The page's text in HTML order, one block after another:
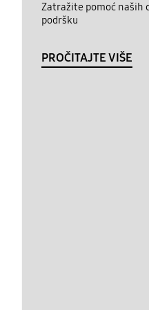
Zatražite pomoć naših
podršku
PROČITAJTE VIŠE